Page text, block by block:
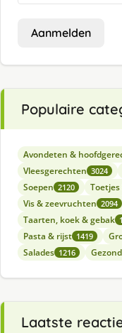
Aanmelden
Populaire
Avondeten &
Vleesgerechten 3024
Soepen 2120
Vis & zeevruchten 2094
Taarten, koek & gebak
Pasta & rijst 1419
Salades 1216
Laatste